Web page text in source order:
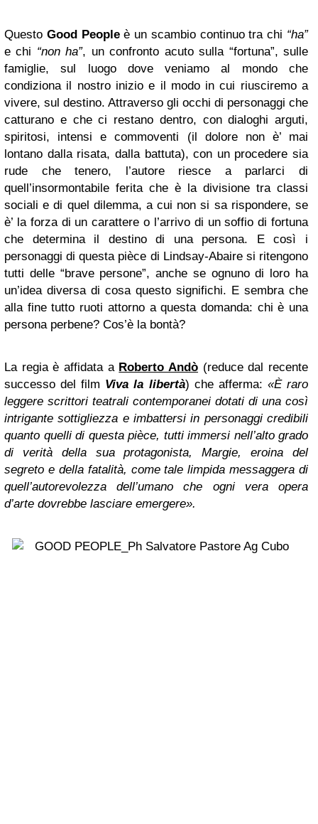
Questo Good Peopleè un scambio continuo tra chi “ha”
e chi “non ha”, un confronto acuto sulla “fortuna”, sulle
famiglie, sul luogo dove veniamo al mondo che
condiziona il nostro inizio e il modo in cui riusciremo a
vivere, sul destino. Attraverso gli occhi di personaggi che
catturano e che ci restano dentro, con dialoghi arguti,
spiritosi, intensi e commoventi (il dolore non è’ mai
lontano dalla risata, dalla battuta), con un procedere sia
rude che tenero, l’autore riesce a parlarci di
quell’insormontabile ferita che è la divisione tra classi
sociali e di quel dilemma, a cui non si sa rispondere, se
è’ la forza di un carattere o l’arrivo di un soffio di fortuna
che determina il destino di una persona. E così i
personaggi di questa pièce di Lindsay-Abaire si ritengono
tutti delle “brave persone”, anche se ognuno di loro ha
un’idea diversa di cosa questo significhi. E sembra che
alla fine tutto ruoti attorno a questa domanda: chi è una
persona perbene? Cos’è la bontà?
La regia è affidata a Roberto Andò (reduce dal recente
successo del film Viva la libertà) che afferma: «È raro
leggere scrittori teatrali contemporanei dotati di una così
intrigante sottigliezza e imbattersi in personaggi credibili
quanto quelli di questa pièce, tutti immersi nell’alto grado
di verità della sua protagonista, Margie, eroina del
segreto e della fatalità, come tale limpida messaggera di
quell’autorevolezza dell’umano che ogni vera opera
d’arte dovrebbe lasciare emergere».